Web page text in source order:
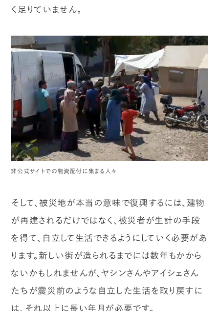
く足りていません。
非公式サイトでの物資配付に集まる人々
そして、被災地が本当の意味で復興するには、建物
が再建されるだけではなく、被災者が生計の手段
を得て、自立して生活できるようにしていく必要があ
ります。新しい街が造られるまでには数年もかから
ないかもしれませんが、ヤシンさんやアイシェさん
たちが震災前のような自立した生活を取り戻すに
は、それ以上に長い年月が必要です。